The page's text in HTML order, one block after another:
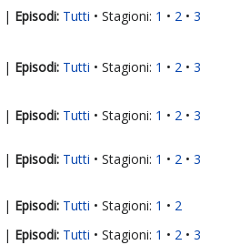
| Tutti Stagioni: 1 2
3
| Tutti Stagioni: 1 2
3
| Tutti Stagioni: 1 2
3
| Tutti Stagioni: 1 2
3
| Tutti Stagioni: 1
2
| Tutti Stagioni: 1 2
3